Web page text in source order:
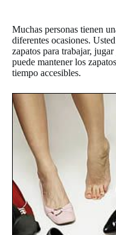
Muchas personas tienen
diferentes ocasiones.
zapatos para trabajar,
puede mantener los
tiempo accesibles.